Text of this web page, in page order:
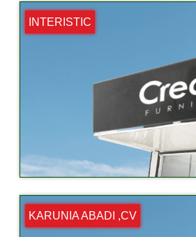
INTERISTIC
KARUNIA ABADI ,CV